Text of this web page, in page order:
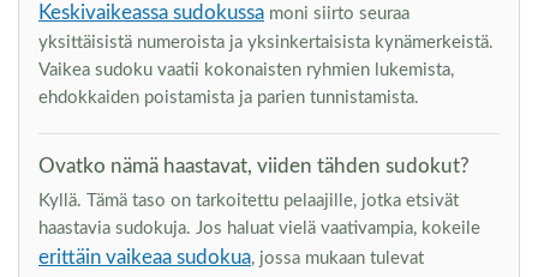
Keskivaikeassa sudokussa moni siirto seuraa
yksittäisistä numeroista ja yksinkertaisista kynämerkeistä.
Vaikea sudoku vaatii kokonaisten ryhmien lukemista,
ehdokkaiden poistamista ja parien tunnistamista.
Ovatko nämä haastavat, viiden tähden sudokut?
Kyllä. Tämä taso on tarkoitettu pelaajille, jotka etsivät
haastavia sudokuja. Jos haluat vielä vaativampia, kokeile
erittäin vaikeaa sudokua, jossa mukaan tulevat